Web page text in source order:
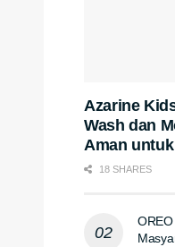
Azarine Kids
Wash dan
Aman
18 SHARES